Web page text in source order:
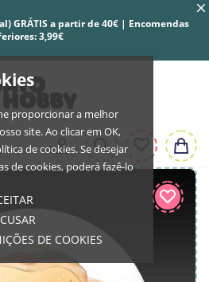
proporcionar a melhor
site. Ao clicar em OK,
de cookies. Se desejar
de cookies, poderá fazê-lo
DE COOKIES
GRÁTIS a partir de 40€ | Encomendas
3,99€